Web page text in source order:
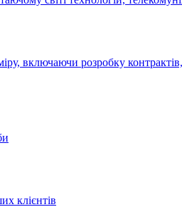
включаючи розробку
клієнтів